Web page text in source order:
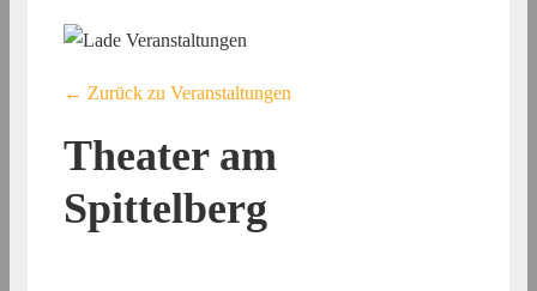
← Zurück zu Veranstaltungen
Theater am
Spittelberg